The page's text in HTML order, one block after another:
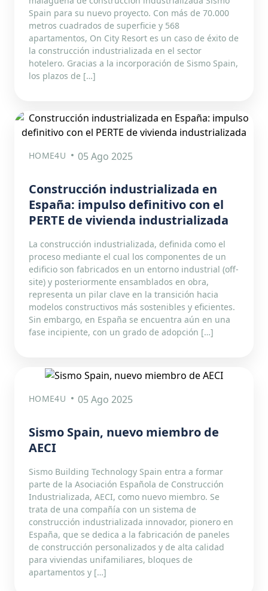
Spain para su nuevo proyecto. Con más de 70.000
metros cuadrados de superficie y 568
apartamentos, On City Resort es un caso de éxito de
la construcción industrializada en el sector
hotelero. Gracias a la incorporación de Sismo Spain,
los plazos de […]
HOME4U 05 Ago 2025
Construcción industrializada en
España: impulso definitivo con el
PERTE de vivienda industrializada
La construcción industrializada, definida como el
proceso mediante el cual los componentes de un
edificio son fabricados en un entorno industrial (off-
site) y posteriormente ensamblados en obra,
representa un pilar clave en la transición hacia
modelos constructivos más sostenibles y eficientes.
Sin embargo, en España se encuentra aún en una
fase incipiente, con un grado de adopción […]
HOME4U 05 Ago 2025
Sismo Spain, nuevo miembro de
AECI
Sismo Building Technology Spain entra a formar
parte de la Asociación Española de Construcción
Industrializada, AECI, como nuevo miembro. Se
trata de una compañía con un sistema de
construcción industrializada innovador, pionero en
España, que se dedica a la fabricación de paneles
de construcción personalizados y de alta calidad
para viviendas unifamiliares, bloques de
apartamentos y […]